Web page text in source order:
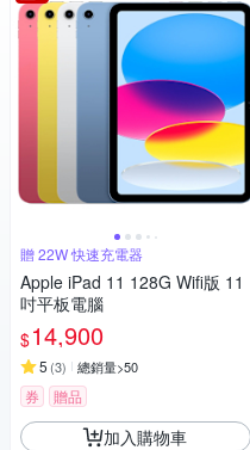
贈 22W 快速充電器
Apple iPad 11 128G Wifi版 11
吋平板電腦
$14,900
5 (3) 總銷量>50
券 贈品
加入購物車